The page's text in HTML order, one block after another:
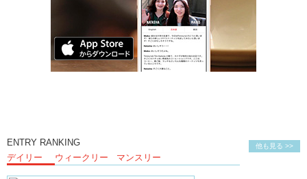
他も見る >>
ENTRY RANKING
デイリー
ウィークリー マンスリー